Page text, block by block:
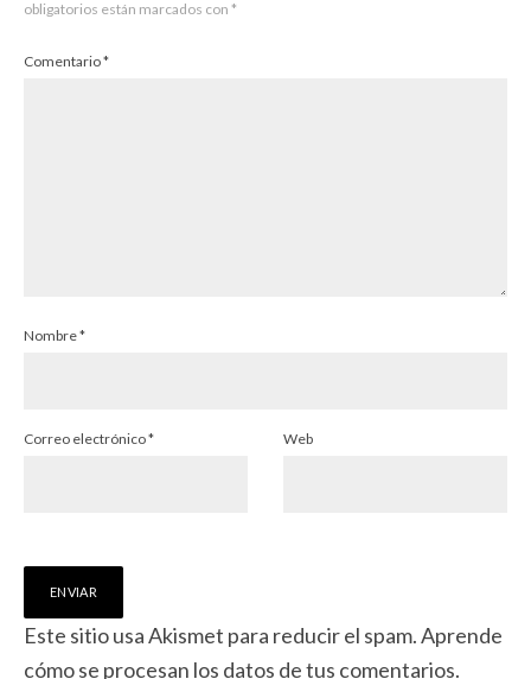
obligatorios están marcados con *
Comentario*
Nombre*
Correo electrónico* Web
Este sitio usa Akismet para reducir el spam.Aprende
cómo se procesan los datos de tus comentarios.